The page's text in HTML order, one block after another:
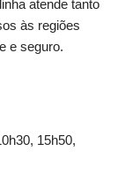
atende tanto
às regiões
e seguro.
15h50,